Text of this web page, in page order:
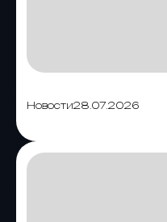
Новости28.07.2026